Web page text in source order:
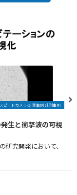
生と衝撃波の可視
研究開発において、
ピードカメラ-計測事例 計測事例